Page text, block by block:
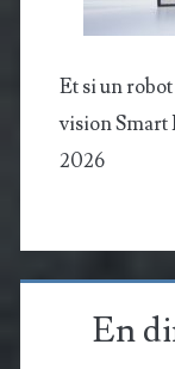
Et si un
vision Smart
2026
En